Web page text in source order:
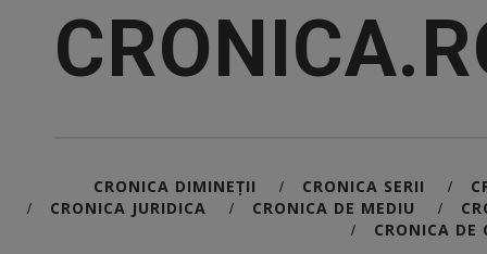
CRONICA DIMINEȚII / CRONICA SERII /
/ CRONICA JURIDICA / CRONICA DE MEDIU /
/ CRONICA DE